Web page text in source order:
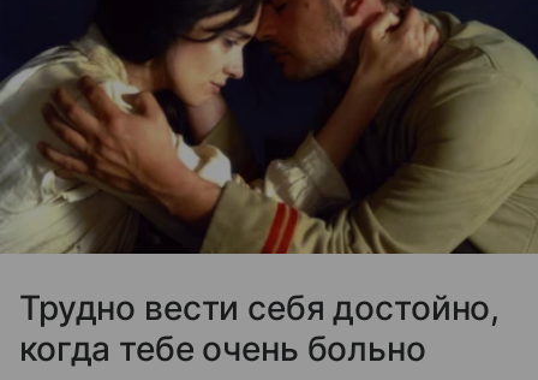
Трудно вести себя достойно,
когда тебе очень больно